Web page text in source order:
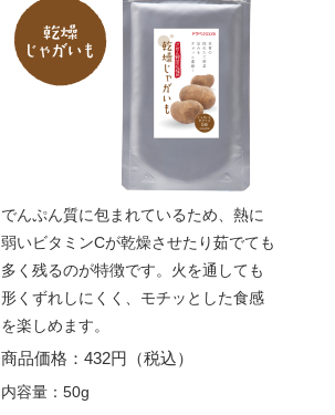
でんぷん質に包まれているため、熱に
弱いビタミンCが乾燥させたり茹でても
多く残るのが特徴です。火を通しても
形くずれしにくく、モチッとした食感
を楽しめます。
商品価格：432円（税込）
内容量：50g